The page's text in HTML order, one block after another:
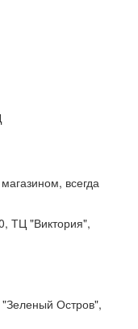
всегда
ТЦ "Виктория",
Остров",